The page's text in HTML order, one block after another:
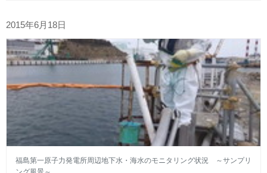
2015年6月18日
福島第一原子力発電所周辺地下水・海水のモニタリング状況 ～サンプリ